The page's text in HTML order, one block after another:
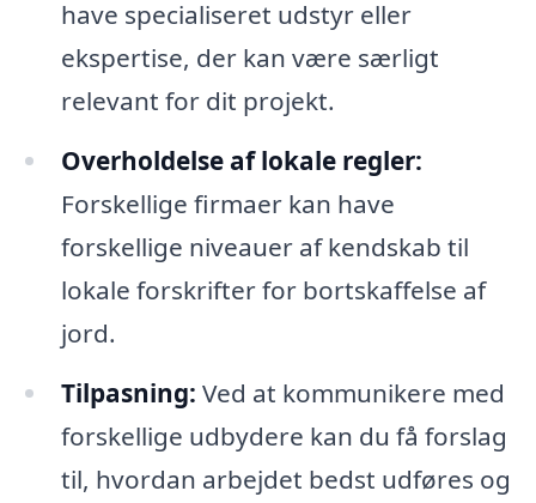
have specialiseret udstyr eller
ekspertise, der kan være særligt
relevant for dit projekt.
Overholdelse af lokale regler:
Forskellige firmaer kan have
forskellige niveauer af kendskab til
lokale forskrifter for bortskaffelse af
jord.
Tilpasning: Ved at kommunikere med
forskellige udbydere kan du få forslag
til, hvordan arbejdet bedst udføres og